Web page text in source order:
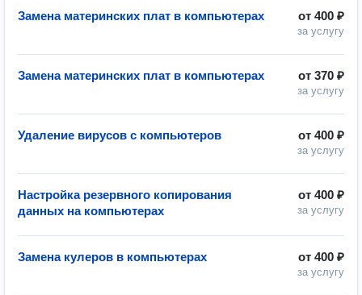
от 400 ₽
за услугу
Замена материнских плат в компьютерах
от 370 ₽
за услугу
Замена материнских плат в компьютерах
от 400 ₽
за услугу
Удаление вирусов с компьютеров
от 400 ₽
за услугу
Настройка резервного копирования
данных на компьютерах
от 400 ₽
за услугу
Замена кулеров в компьютерах